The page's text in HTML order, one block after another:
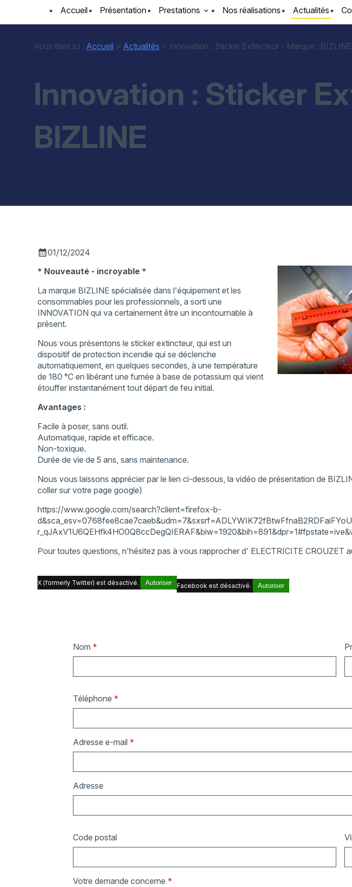
Accueil Présentation Prestations Nos réalisations Actualités
Vous êtes ici : Accueil > Actualités > Innovation : Sticker Extincteur - Marque : BIZLINE
Innovation : Sticker
BIZLINE
calendar_month01/12/2024
* Nouveauté - incroyable *
La marque BIZLINE spécialisée dans l'équipement et les
consommables pour les professionnels, a sorti une
INNOVATION qui va certainement être un incontournable à
présent.
Nous vous présentons le sticker extincteur, qui est un
dispositif de protection incendie qui se déclenche
automatiquement, en quelques secondes, à une température
de 180 °C en libérant une fumée à base de potassium qui vient
étouffer instantanément tout départ de feu initial.
Avantages :
Facile à poser, sans outil.
Automatique, rapide et efficace.
Non-toxique.
Durée de vie de 5 ans, sans maintenance.
Nous vous laissons apprécier par le lien ci-dessous, la vidéo de présentation de
coller sur votre page google)
https://www.google.com/search?client=firefox-b-
Pour toutes questions, n'hésitez pas à vous rapprocher d' ELECTRICITE CROUZET
X (formerly Twitter) est désactivé. Autoriser Facebook est désactivé. Autoriser
Nom *
Téléphone *
Adresse e-mail *
Adresse
Code postal
Votre demande concerne *
Panneau de gestion des cookies